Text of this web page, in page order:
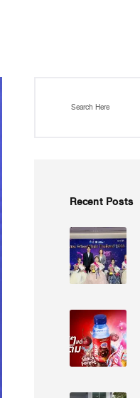
Recent Posts